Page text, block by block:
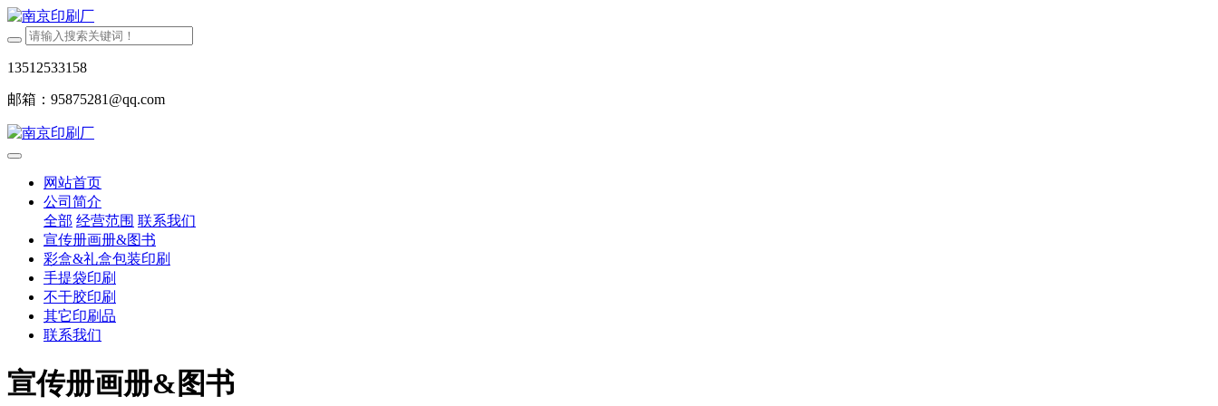
13512533158
邮箱：95875281@qq.com
网站首页
公司简介
全部 经营范围 联系我们
宣传册画册&图书
彩盒&礼盒包装印刷
手提袋印刷
不干胶印刷
其它印刷品
联系我们
宣传册画册&图书